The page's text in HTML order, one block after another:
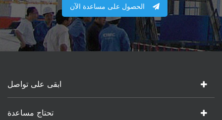
الحصول على مساعدة الآن
ابقى على تواصل
تحتاج مساعدة